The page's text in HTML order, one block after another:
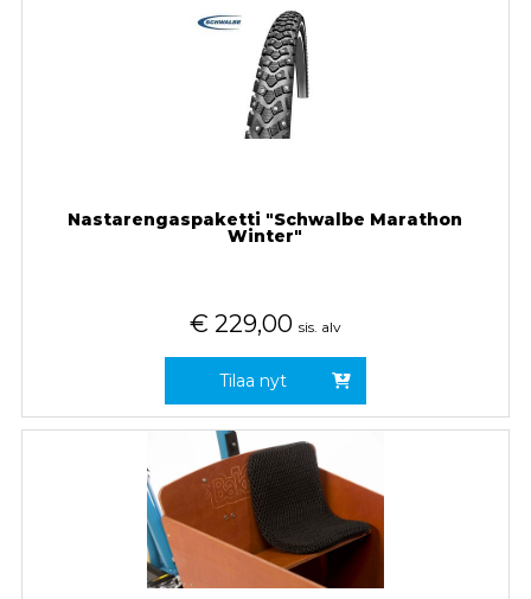
Nastarengaspaketti "Schwalbe Marathon
Winter"
€ 229,00 sis. alv
Tilaa nyt